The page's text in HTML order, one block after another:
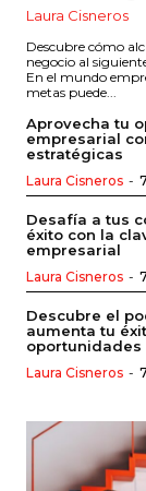
Laura Cisneros
Descubre cómo
negocio al
En el mundo
metas puede...
Aprovecha tu
empresarial
estratégicas
Laura Cisneros -
Desafía a tus
éxito con la
empresarial
Laura Cisneros -
Descubre el
aumenta tu
oportunidades
Laura Cisneros -